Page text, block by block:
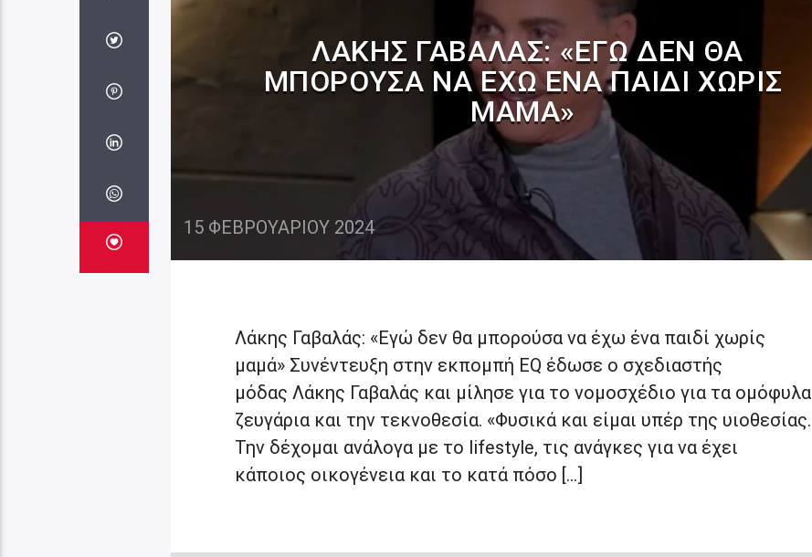
ΛΆΚΗΣ ΓΑΒΑΛΆΣ: «ΕΓΏ ΔΕΝ ΘΑ
ΜΠΟΡΟΎΣΑ ΝΑ ΈΧΩ ΈΝΑ ΠΑΙΔΊ ΧΩΡΊΣ
ΜΑΜΆ»
15 ΦΕΒΡΟΥΑΡΊΟΥ 2024
Λάκης Γαβαλάς: «Εγώ δεν θα μπορούσα να έχω ένα παιδί χωρίς
μαμά» Συνέντευξη στην εκπομπή EQ έδωσε ο σχεδιαστής
μόδας Λάκης Γαβαλάς και μίλησε για το νομοσχέδιο για τα ομόφυλα
ζευγάρια και την τεκνοθεσία. «Φυσικά και είμαι υπέρ της υιοθεσίας.
Την δέχομαι ανάλογα με το lifestyle, τις ανάγκες για να έχει
κάποιος οικογένεια και το κατά πόσο […]